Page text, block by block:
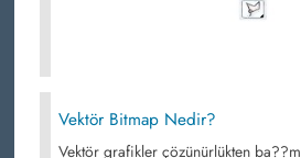
Vektör Bitmap Nedir?
Vektör grafikler çözünürlükten